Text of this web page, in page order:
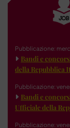
Pubblicazione:
Bandi e
della Repubblica
Pubblicazione:
Bandi e
Ufficiale della
Pubblicazione: